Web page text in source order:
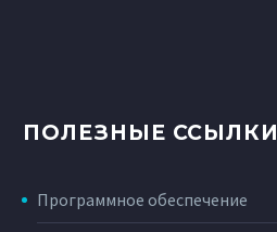
ПОЛЕЗНЫЕ ССЫЛКИ
Программное обеспечение